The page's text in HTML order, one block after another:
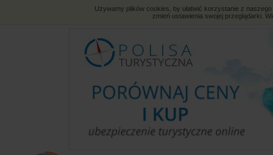
Używamy plików cookies, by ułatwić korzystanie z
zmień ustawienia swojej przeglądarki.